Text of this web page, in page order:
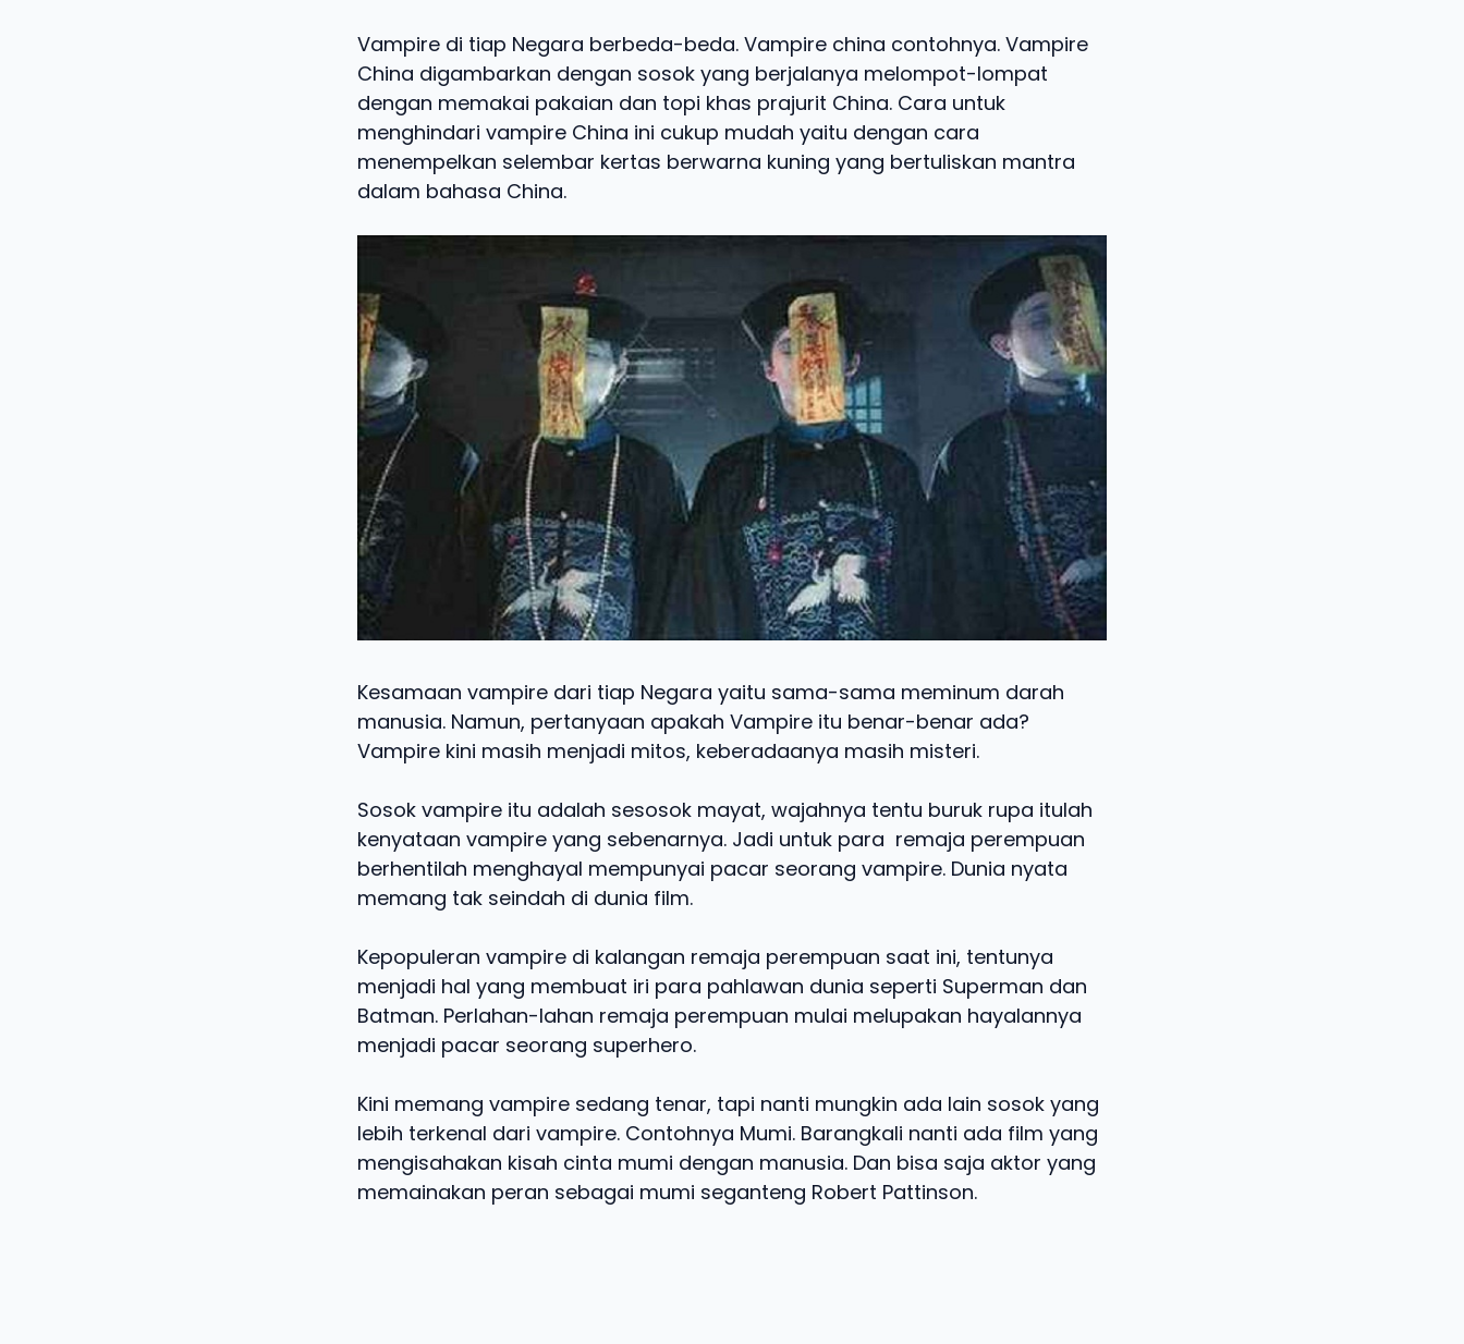
Vampire di tiap Negara berbeda-beda. Vampire china contohnya. Vampire
China digambarkan dengan sosok yang berjalanya melompot-lompat
dengan memakai pakaian dan topi khas prajurit China. Cara untuk
menghindari vampire China ini cukup mudah yaitu dengan cara
menempelkan selembar kertas berwarna kuning yang bertuliskan mantra
dalam bahasa China.
Kesamaan vampire dari tiap Negara yaitu sama-sama meminum darah
manusia. Namun, pertanyaan apakah Vampire itu benar-benar ada?
Vampire kini masih menjadi mitos, keberadaanya masih misteri.
Sosok vampire itu adalah sesosok mayat, wajahnya tentu buruk rupa itulah
kenyataan vampire yang sebenarnya. Jadi untuk para remaja perempuan
berhentilah menghayal mempunyai pacar seorang vampire. Dunia nyata
memang tak seindah di dunia film.
Kepopuleran vampire di kalangan remaja perempuan saat ini, tentunya
menjadi hal yang membuat iri para pahlawan dunia seperti Superman dan
Batman. Perlahan-lahan remaja perempuan mulai melupakan hayalannya
menjadi pacar seorang superhero.
Kini memang vampire sedang tenar, tapi nanti mungkin ada lain sosok yang
lebih terkenal dari vampire. Contohnya Mumi. Barangkali nanti ada film yang
mengisahakan kisah cinta mumi dengan manusia. Dan bisa saja aktor yang
memainakan peran sebagai mumi seganteng Robert Pattinson.